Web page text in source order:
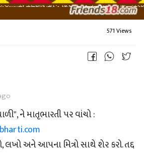
571 Views
ને માતૃભારતી પર વાંચો :
અને આપના મિત્રો સાથે શેર કરો. તદ્દ